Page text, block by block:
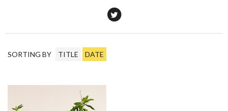
SORTING BY TITLE DATE